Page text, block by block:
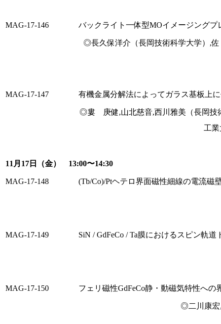
MAG-17-146 バックライト一体型MOイメージング
◎長久保洋介（長岡技術科学大学）,
MAG-17-147 有機金属分解法によってガラス基板上
◎婁 庚健,山北慈音,西川雅美（長岡技
工
11月17日（金） 13:00〜14:30
MAG-17-148 (Tb/Co)/Ptヘテロ界面磁性細線の電流磁
MAG-17-149 SiN / GdFeCo / Ta膜におけるスピン軌道
MAG-17-150 フェリ磁性GdFeCo静・動磁気特性へ
◎二川康宏,